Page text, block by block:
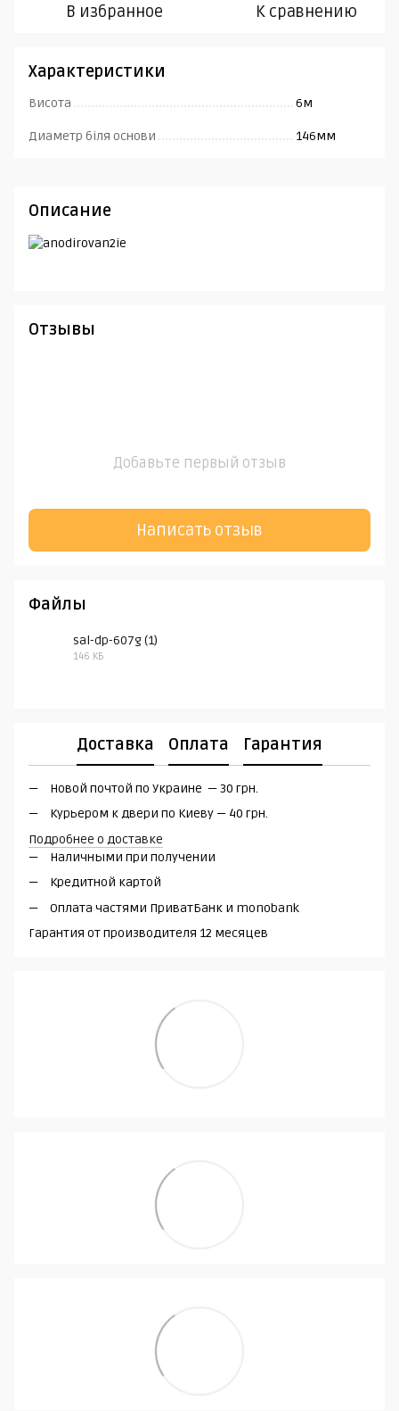
В избранное К сравнению
Характеристики
Висота 6м
Диаметр біля основи 146мм
Описание
Отзывы
Добавьте первый отзыв
Написать отзыв
Файлы
sal-dp-607g (1)
146 КБ
Доставка Оплата Гарантия
Новой почтой по Украине — 30 грн.
Курьером к двери по Киеву — 40 грн.
Подробнее о доставке
Наличными при получении
Кредитной картой
Оплата частями ПриватБанк и monobank
Гарантия от производителя 12 месяцев